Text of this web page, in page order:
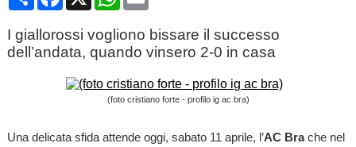
I giallorossi vogliono bissare il successo
dell’andata, quando vinsero 2-0 in casa
(foto cristiano forte - profilo ig ac bra)
Una delicata sfida attende oggi, sabato 11 aprile, l’AC Brache nel